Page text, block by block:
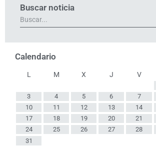
Buscar noticia
Calendario
L
M X J V
3
4 5 6 7
10
11 12 13 14
17
18 19 20 21
24
25 26 27 28
31